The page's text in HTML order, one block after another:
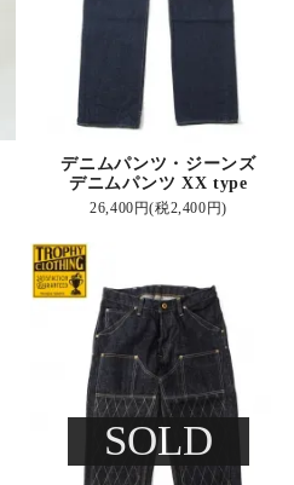
デニムパンツ・ジーンズ
デニムパンツ XX type
26,400円(税2,400円)
SOLD